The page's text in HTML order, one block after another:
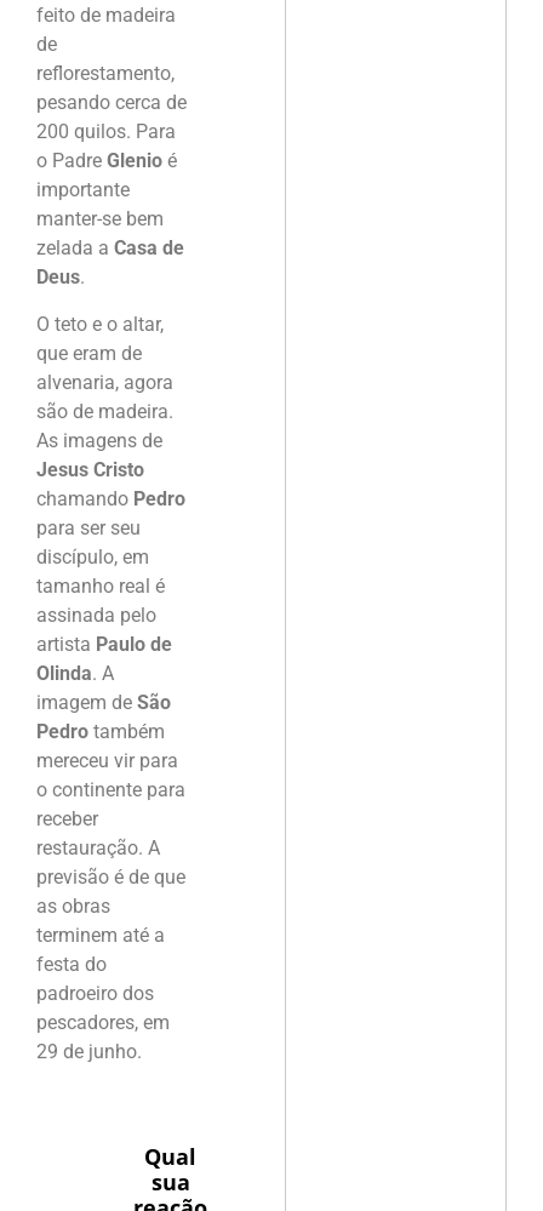
feito de madeira
de
reflorestamento,
pesando cerca de
200 quilos. Para
o Padre Glenio é
importante
manter-se bem
zelada a Casa de
Deus.
O teto e o altar,
que eram de
alvenaria, agora
são de madeira.
As imagens de
Jesus Cristo
chamando Pedro
para ser seu
discípulo, em
tamanho real é
assinada pelo
artista Paulo de
Olinda. A
imagem de São
Pedro também
mereceu vir para
o continente para
receber
restauração. A
previsão é de que
as obras
terminem até a
festa do
padroeiro dos
pescadores, em
29 de junho.
Qual
sua